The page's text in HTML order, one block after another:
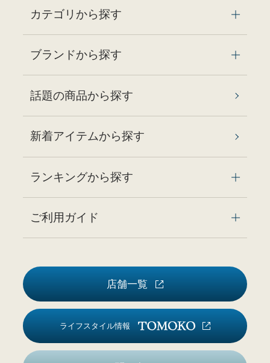
カテゴリから探す
ブランドから探す
話題の商品から探す
新着アイテムから探す
ランキングから探す
ご利用ガイド
店舗一覧
ライフスタイル情報